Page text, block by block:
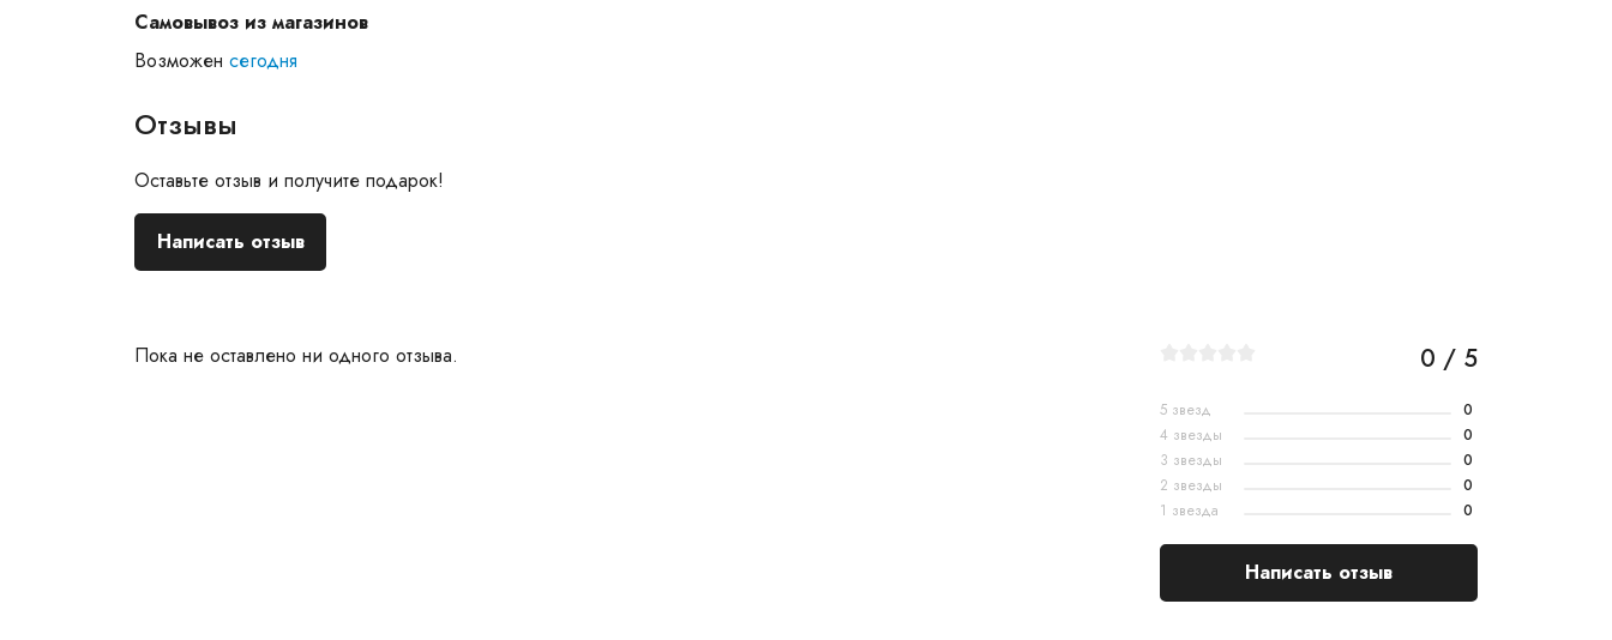
Самовывоз из магазинов
Возможен сегодня
Отзывы
Оставьте отзыв и получите подарок!
Написать отзыв
Пока не оставлено ни одного отзыва. 0 / 5
5 звезд
0
4 звезды
0
3 звезды
0
2 звезды
0
1 звезда
0
Написать отзыв